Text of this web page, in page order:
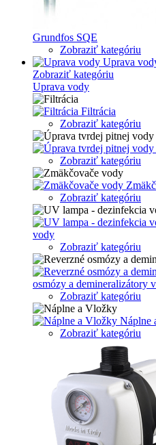
Grundfos SQE
Zobraziť kategóriu
Uprava
Zobraziť kategóriu
Uprava vody
Filtrácia
Zobraziť kategóriu
Zobraziť kategóriu
Zobraziť kategóriu
vody
Zobraziť kategóriu
osmózy a demineralizátory
Zobraziť kategóriu
Náplne
Zobraziť kategóriu